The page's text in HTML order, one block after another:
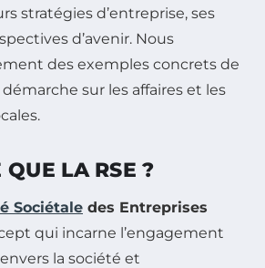
stratégies d’entreprise, ses
d’avenir. Nous
des exemples concrets de
sur les affaires et les
QUE LA RSE ?
Sociétale des Entreprises
qui incarne l’engagement
la société et